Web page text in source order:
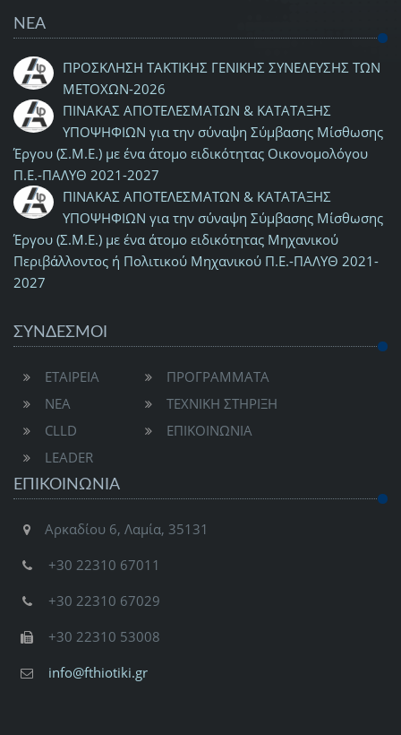
ΝΕΑ
ΠΡΟΣΚΛΗΣΗ ΤΑΚΤΙΚΗΣ ΓΕΝΙΚΗΣ ΣΥΝΕΛΕΥΣΗΣ ΤΩΝ
ΜΕΤΟΧΩΝ-2026
ΠΙΝΑΚΑΣ ΑΠΟΤΕΛΕΣΜΑΤΩΝ & ΚΑΤΑΤΑΞΗΣ
ΥΠΟΨΗΦΙΩΝ για την σύναψη Σύμβασης Μίσθωσης
Έργου (Σ.Μ.Ε.) με ένα άτομο ειδικότητας Οικονομολόγου
Π.Ε.-ΠΑΛΥΘ 2021-2027
ΠΙΝΑΚΑΣ ΑΠΟΤΕΛΕΣΜΑΤΩΝ & ΚΑΤΑΤΑΞΗΣ
ΥΠΟΨΗΦΙΩΝ για την σύναψη Σύμβασης Μίσθωσης
Έργου (Σ.Μ.Ε.) με ένα άτομο ειδικότητας Μηχανικού
Περιβάλλοντος ή Πολιτικού Μηχανικού Π.Ε.-ΠΑΛΥΘ 2021-
2027
ΣΥΝΔΕΣΜΟΙ
ΕΤΑΙΡΕΙΑ
ΝΕΑ
CLLD
LEADER
ΠΡΟΓΡΑΜΜΑΤΑ
ΤΕΧΝΙΚΗ ΣΤΗΡΙΞΗ
ΕΠΙΚΟΙΝΩΝΙΑ
ΕΠΙΚΟΙΝΩΝΊΑ
Αρκαδίου 6, Λαμία, 35131
+30 22310 67011
+30 22310 67029
+30 22310 53008
info@fthiotiki.gr